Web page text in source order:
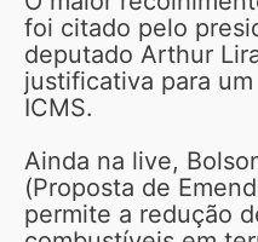
foi citado pelo
deputado Arthur
justificativa para
ICMS.
Ainda na live,
(Proposta de
permite a redução